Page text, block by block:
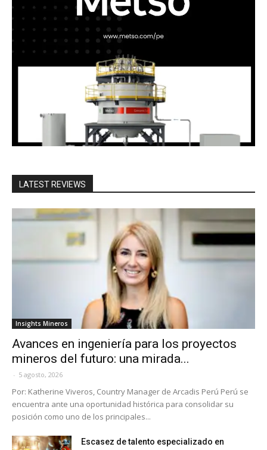
LATEST REVIEWS
Insights Mineros
Avances en ingeniería para los proyectos
mineros del futuro: una mirada...
- 5 agosto, 2026
Por: Katherine Viveros, Country Manager de Arcadis Perú Perú se
encuentra ante una oportunidad histórica para consolidar su
posición como uno de los principales...
Escasez de talento especializado en